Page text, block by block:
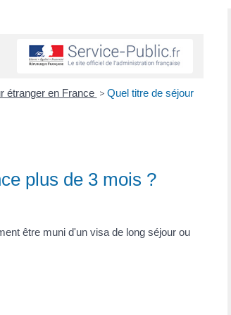
étranger en France > Quel titre de séjour
plus de 3 mois ?
être muni d'un visa de long séjour ou